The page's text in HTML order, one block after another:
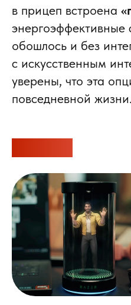
в прицеп встроена
энергоэффективные
обошлось и без
с искусственным
уверены, что эта
повседневной жизни.